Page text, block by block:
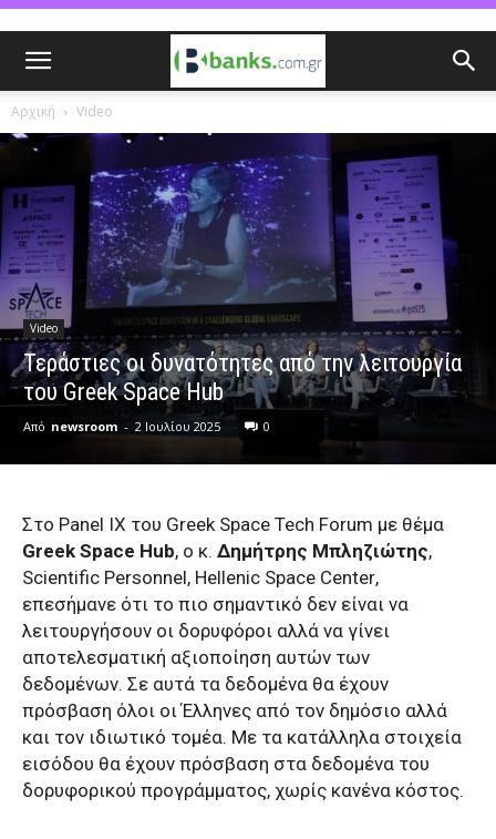
Αρχική Video
Video
Τεράστιες οι δυνατότητες από την λειτουργία
του Greek Space Hub
Από newsroom - 2 Ιουλίου 2025 0
Στο Panel IX του Greek Space Tech Forum με θέμα
Greek Space Hub, ο κ. Δημήτρης Μπληζιώτης,
Scientific Personnel, Hellenic Space Center,
επεσήμανε ότι το πιο σημαντικό δεν είναι να
λειτουργήσουν οι δορυφόροι αλλά να γίνει
αποτελεσματική αξιοποίηση αυτών των
δεδομένων. Σε αυτά τα δεδομένα θα έχουν
πρόσβαση όλοι οι Έλληνες από τον δημόσιο αλλά
και τον ιδιωτικό τομέα. Με τα κατάλληλα στοιχεία
εισόδου θα έχουν πρόσβαση στα δεδομένα του
δορυφορικού προγράμματος, χωρίς κανένα κόστος.